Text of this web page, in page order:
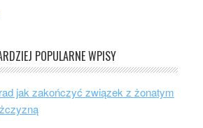
POPULARNE WPISY
jak zakończyć związek z żonatym